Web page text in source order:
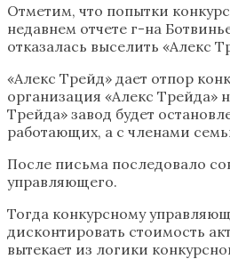
Отметим, что попытки
недавнем отчете г-на
отказалась выселить «Алекс
«Алекс Трейд» дает отпор
организация «Алекс Трейда»
Трейда» завод будет
работающих, а с членами
После письма последовало
управляющего.
Тогда конкурсному
дисконтировать стоимость
вытекает из логики